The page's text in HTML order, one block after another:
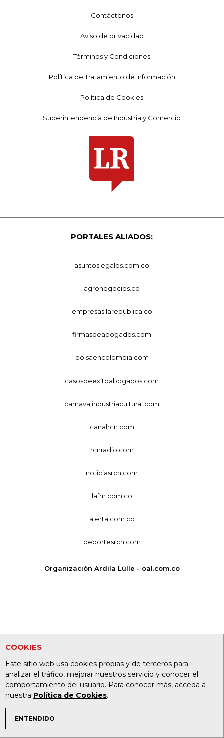
COOKIES
Este sitio web usa cookies propias y de terceros para
analizar el tráfico, mejorar nuestros servicio y conocer el
comportamiento del usuario. Para conocer más, acceda a
nuestra Política de Cookies.
ENTENDIDO
TEMAS DE INTERÉS
Contáctenos
Aviso de privacidad
Términos y Condiciones
Política de Tratamiento de Información
Política de Cookies
Superintendencia de Industria y Comercio
PORTALES ALIADOS:
asuntoslegales.com.co
agronegocios.co
empresas.larepublica.co
firmasdeabogados.com
bolsaencolombia.com
casosdeexitoabogados.com
carnavalindustriacultural.com
canalrcn.com
rcnradio.com
noticiasrcn.com
lafm.com.co
alerta.com.co
deportesrcn.com
Organización Ardila Lülle - oal.com.co